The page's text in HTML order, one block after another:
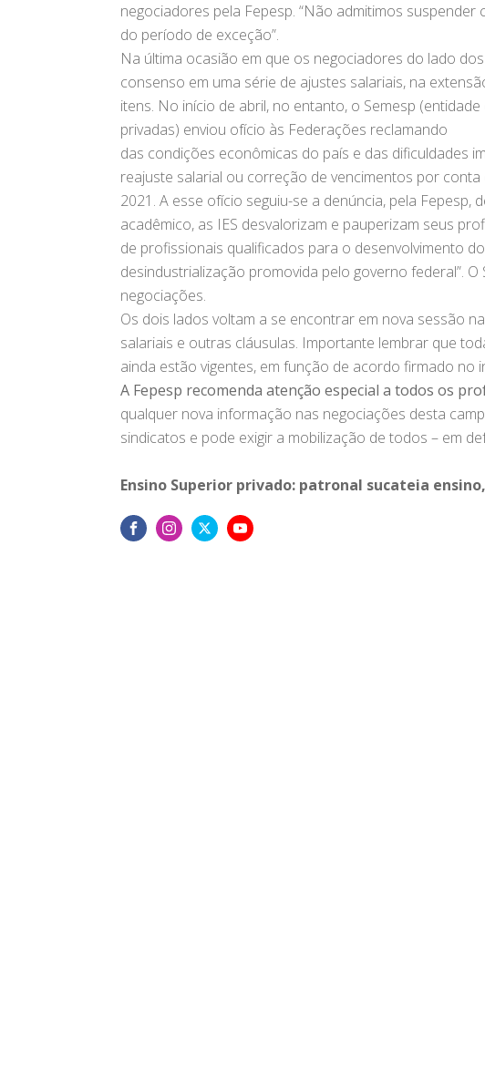
negociadores pela Fepesp. “Não admitimos
do período de exceção”.
Na última ocasião em que os negociadores do lado
consenso em uma série de ajustes salariais, na
itens. No início de abril, no entanto, o Semesp
privadas) enviou ofício às Federações reclamando
das condições econômicas do país e das dificuldades
reajuste salarial ou correção de vencimentos por
2021. A esse ofício seguiu-se a denúncia, pela Fepesp,
acadêmico, as IES desvalorizam e pauperizam seus
de profissionais qualificados para o desenvolvimento
desindustrialização promovida pelo governo federal”.
negociações.
Os dois lados voltam a se encontrar em nova sessão
salariais e outras cláusulas. Importante lembrar que
ainda estão vigentes, em função de acordo firmado no
A Fepesp recomenda atenção especial a todos os
qualquer nova informação nas negociações desta
sindicatos e pode exigir a mobilização de todos – em
Ensino Superior privado: patronal sucateia